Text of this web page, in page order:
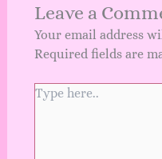
Leave a
Your email address
Required fields are
Type